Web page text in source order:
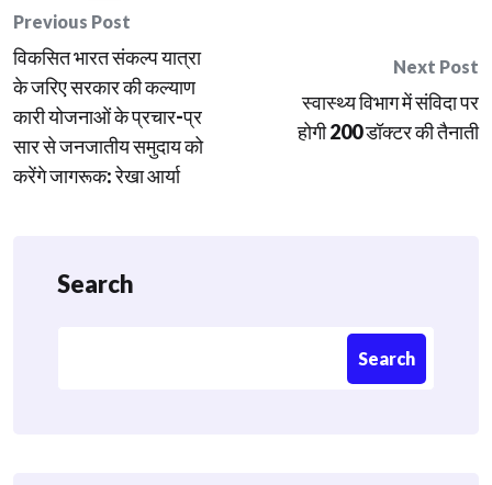
Post
navigation
Previous Post
विकसित भारत संकल्प यात्रा
के जरिए सरकार की कल्याण
कारी योजनाओं के प्रचार-प्र
सार से जनजातीय समुदाय को
करेंगे जागरूक: रेखा आर्या
Next Post
स्वास्थ्य विभाग में संविदा पर
होगी 200 डॉक्टर की तैनाती
Search
Search